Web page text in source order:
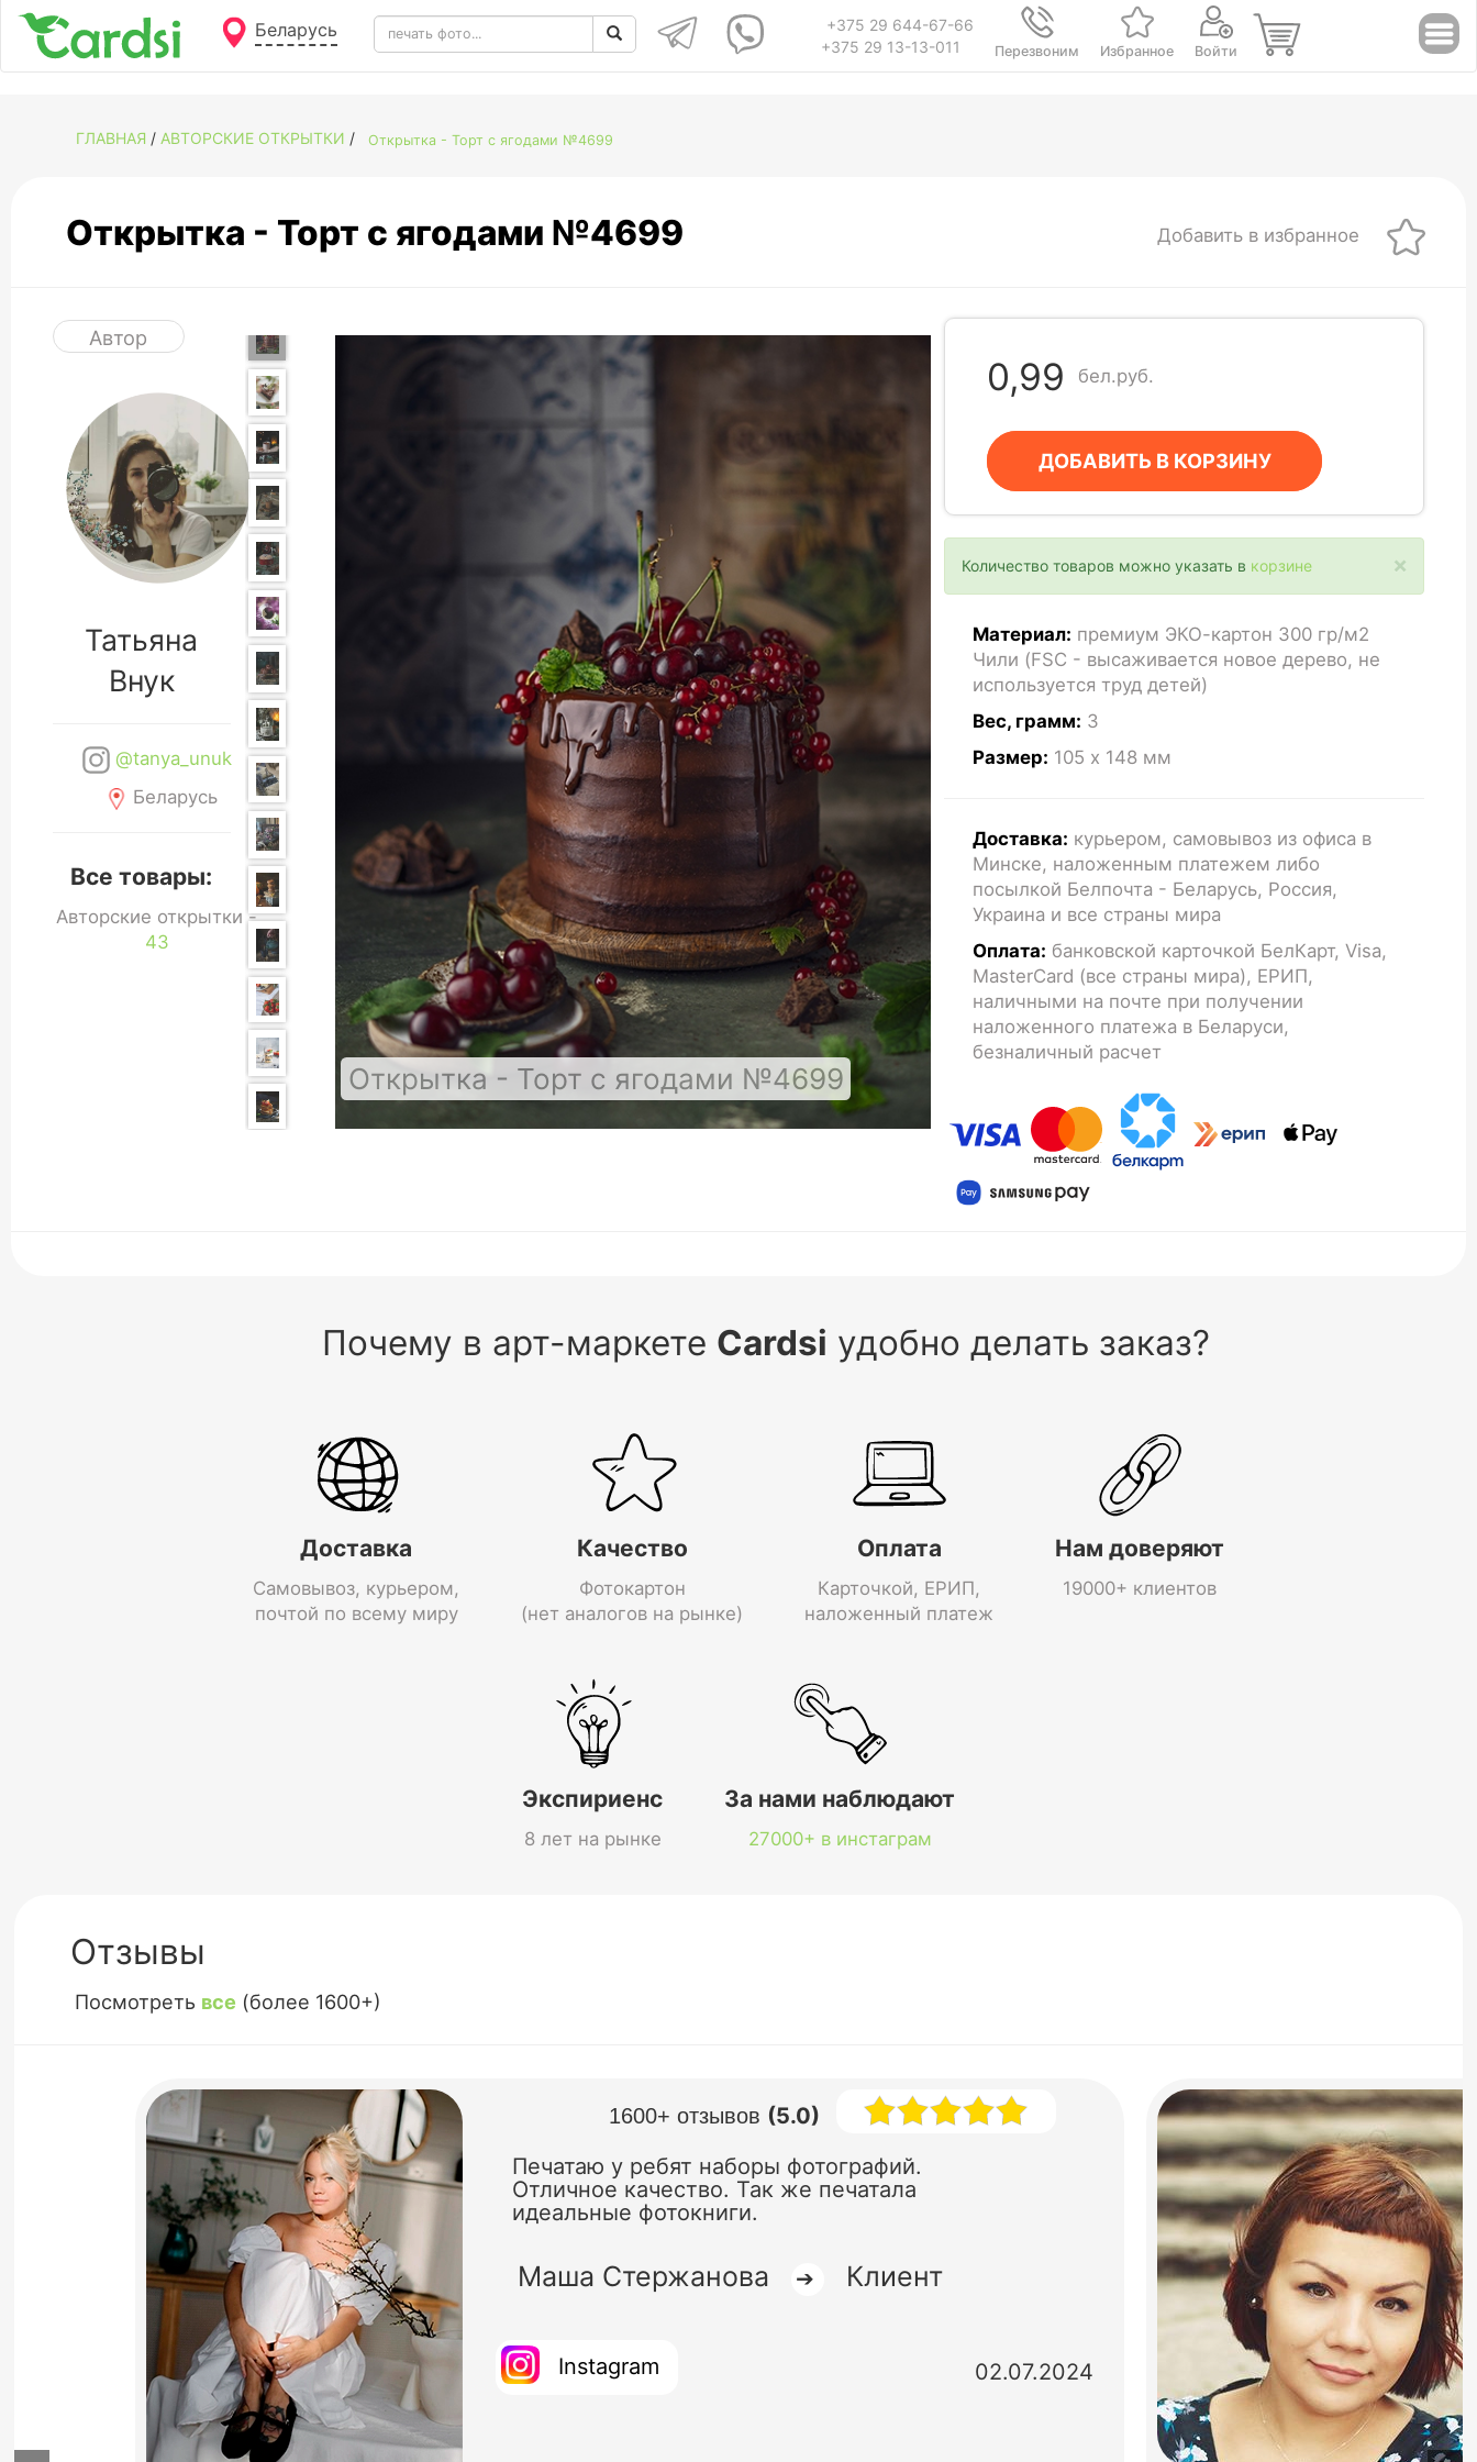
Беларусь
+375 29 644-67-66
+375 29 13-13-011
Перезвоним Избранное Войти
ГЛАВНАЯ / АВТОРСКИЕ ОТКРЫТКИ / Открытка - Торт с ягодами №4699
Открытка - Торт с ягодами №4699 Добавить в избранное
Автор
Татьяна
Внук
@tanya_unuk
Беларусь
Все товары:
Авторские открытки -
43
Открытка - Торт с ягодами №4699
0,99 бел.руб.
ДОБАВИТЬ В КОРЗИНУ
×
Количество товаров можно указать в корзине
Материал: премиум ЭКО-картон 300 гр/м2
Чили (FSC - высаживается новое дерево, не
используется труд детей)
Вес, грамм: 3
Размер: 105 x 148 мм
Доставка: курьером, самовывоз из офиса в
Минске, наложенным платежем либо
посылкой Белпочта - Беларусь, Россия,
Украина и все страны мира
Оплата: банковской карточкой БелКарт, Visa,
MasterCard (все страны мира), ЕРИП,
наличными на почте при получении
наложенного платежа в Беларуси,
безналичный расчет
Почему в арт-маркете Cardsi удобно делать заказ?
Доставка
Самовывоз, курьером,
почтой по всему миру
Качество
Фотокартон
(нет аналогов на рынке)
Оплата
Карточкой, ЕРИП,
наложенный платеж
Нам доверяют
19000+ клиентов
Экспириенс
8 лет на рынке
За нами наблюдают
27000+ в инстаграм
Отзывы
Посмотреть все (более 1600+)
1600+ отзывов (5.0)
Печатаю у ребят наборы фотографий.
Отличное качество. Так же печатала
идеальные фотокниги.
Маша Стержанова ➔ Клиент
Instagram 02.07.2024